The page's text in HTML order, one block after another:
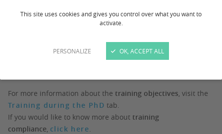
This site uses cookies and gives you control over what you want to
activate.
PERSONALIZE OK, ACCEPT ALL
Developing interpersonal skills
Training to become a teacher
Preparing your future career
For more information about the training objectives, visit the
Training during the PhD tab.
If you would like to know more about training
compliance, click here.